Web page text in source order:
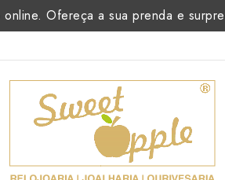
Ofereça a sua prenda e